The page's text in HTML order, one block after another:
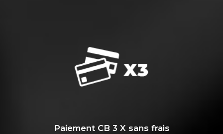
Paiement CB 3 X sans frais